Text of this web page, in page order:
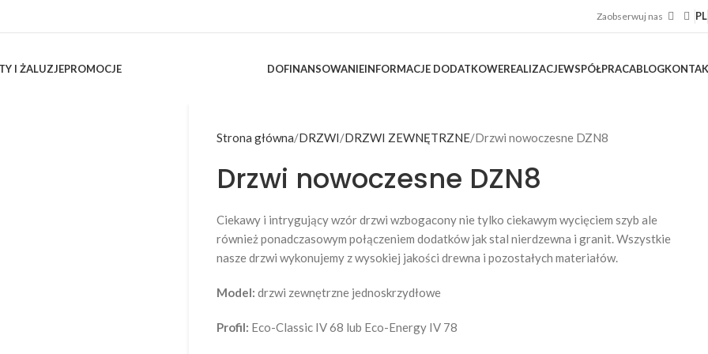
Zaobserwuj nas PL
I ŻALUZJEPROMOCJE DOFINANSOWANIEINFORMACJE DODATKOWEREALIZACJEWSPÓŁPRACABLOG
Strona główna DRZWI DRZWI ZEWNĘTRZNE Drzwi nowoczesne DZN8
Drzwi nowoczesne DZN8
Ciekawy i intrygujący wzór drzwi wzbogacony nie tylko ciekawym wycięciem szyb ale
również ponadczasowym połączeniem dodatków jak stal nierdzewna i granit. Wszystkie
nasze drzwi wykonujemy z wysokiej jakości drewna i pozostałych materiałów.
Model: drzwi zewnętrzne jednoskrzydłowe
Profil: Eco-Classic IV 68 lub Eco-Energy IV 78